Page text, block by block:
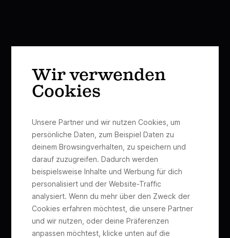
Wir verwenden
Cookies
Unsere Partner und wir nutzen Cookies, um
persönliche Daten, zum Beispiel Daten zu
deinem Browsingverhalten, zu speichern und
darauf zuzugreifen. Dadurch werden
beispielsweise Inhalte und Werbung für dich
personalisiert und der Website-Traffic
analysiert. Wenn du mehr über den Zweck der
Cookies erfahren möchtest, die unsere Partner
und wir nutzen, oder deine Präferenzen
anpassen möchtest, klicke unten auf die